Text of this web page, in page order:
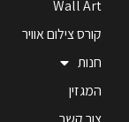
Wall Art
קורס צילום אוויר
חנות
המגזין